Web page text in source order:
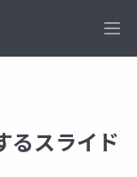
るスライド